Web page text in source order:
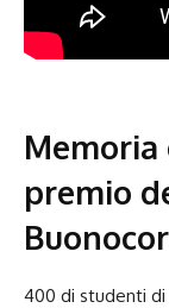
premio
400 di studenti di